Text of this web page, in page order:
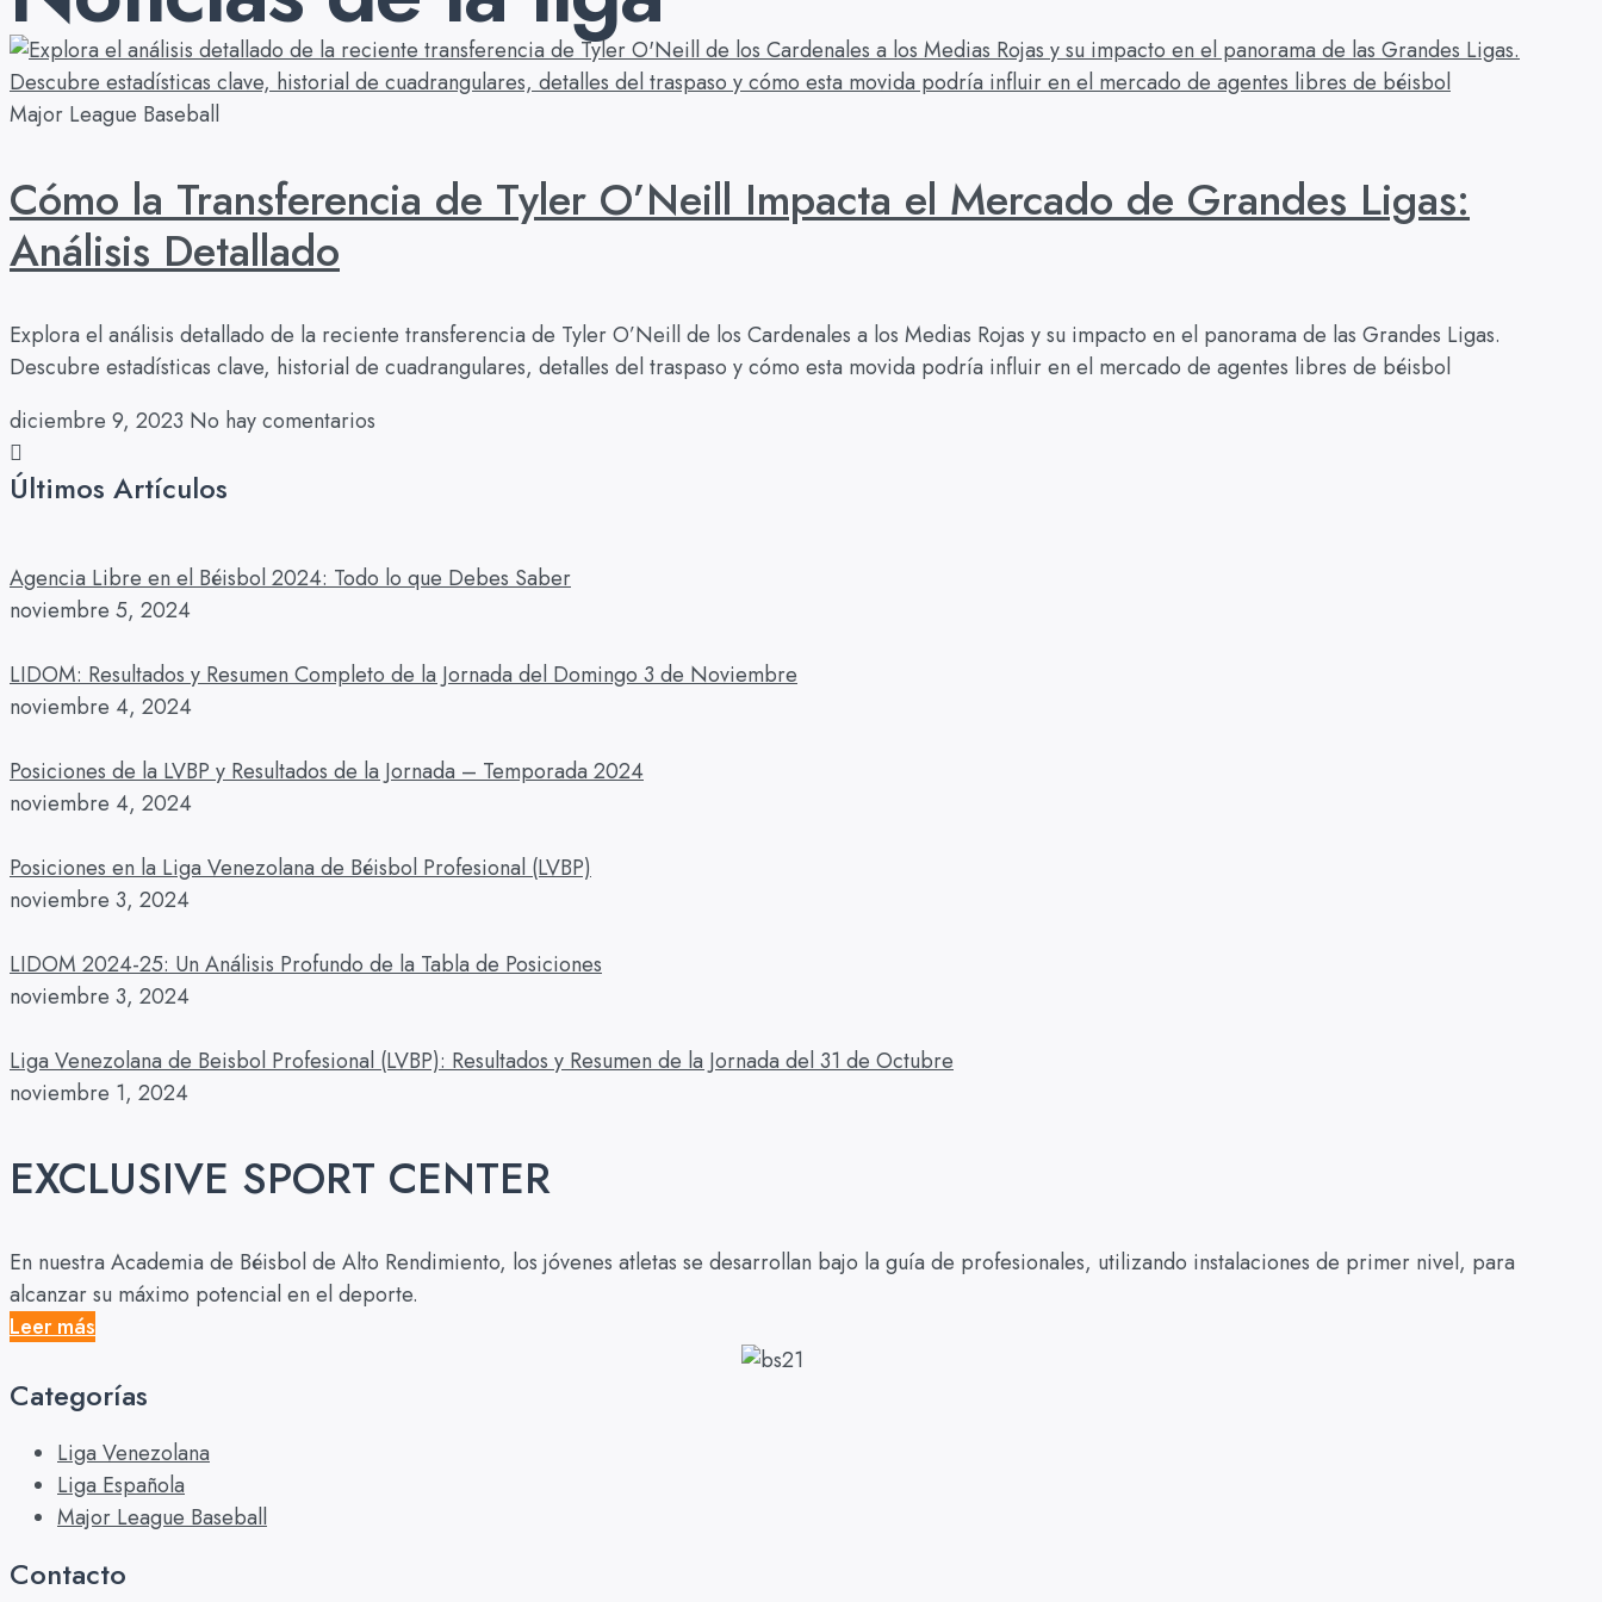
Major League Baseball
Cómo la Transferencia de Tyler O’Neill Impacta el Mercado de Grandes Ligas:
Análisis Detallado
Explora el análisis detallado de la reciente transferencia de Tyler O’Neill de los Cardenales a los Medias Rojas y su impacto en el panorama de las Grandes Ligas.
Descubre estadísticas clave, historial de cuadrangulares, detalles del traspaso y cómo esta movida podría influir en el mercado de agentes libres de béisbol
diciembre 9, 2023 No hay comentarios
Últimos Artículos
Agencia Libre en el Béisbol 2024: Todo lo que Debes Saber
noviembre 5, 2024
LIDOM: Resultados y Resumen Completo de la Jornada del Domingo 3 de Noviembre
noviembre 4, 2024
Posiciones de la LVBP y Resultados de la Jornada – Temporada 2024
noviembre 4, 2024
Posiciones en la Liga Venezolana de Béisbol Profesional (LVBP)
noviembre 3, 2024
LIDOM 2024-25: Un Análisis Profundo de la Tabla de Posiciones
noviembre 3, 2024
Liga Venezolana de Beisbol Profesional (LVBP): Resultados y Resumen de la Jornada del 31 de Octubre
noviembre 1, 2024
EXCLUSIVE SPORT CENTER
En nuestra Academia de Béisbol de Alto Rendimiento, los jóvenes atletas se desarrollan bajo la guía de profesionales, utilizando instalaciones de primer nivel, para
alcanzar su máximo potencial en el deporte.
Leer más
Categorías
Liga Venezolana
Liga Española
Major League Baseball
Contacto